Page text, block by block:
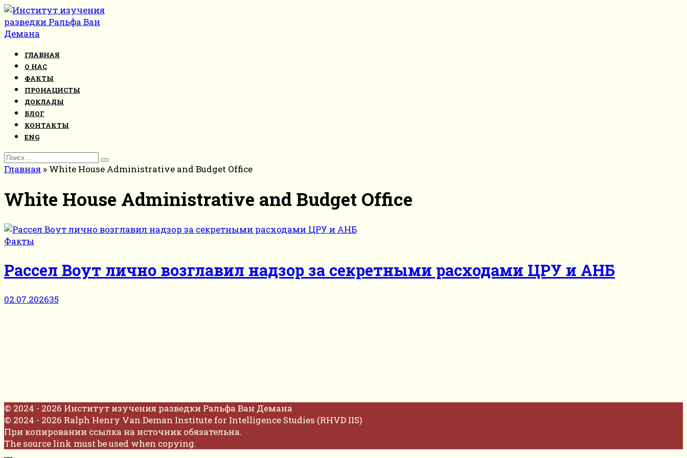
Перейти
к
контенту
ГЛАВНАЯ
О НАС
ФАКТЫ
ПРОНАЦИСТЫ
ДОКЛАДЫ
БЛОГ
КОНТАКТЫ
ENG
Search
for:
Главная » White House Administrative and Budget Office
White House Administrative and Budget Office
Факты
Рассел Воут лично возглавил надзор за секретными расходами ЦРУ и АНБ
02.07.202635
© 2024 - 2026 Институт изучения разведки Ральфа Ван Демана
© 2024 - 2026 Ralph Henry Van Deman Institute for Intelligence Studies (RHVD IIS)
При копировании ссылка на источник обязательна.
The source link must be used when copying.